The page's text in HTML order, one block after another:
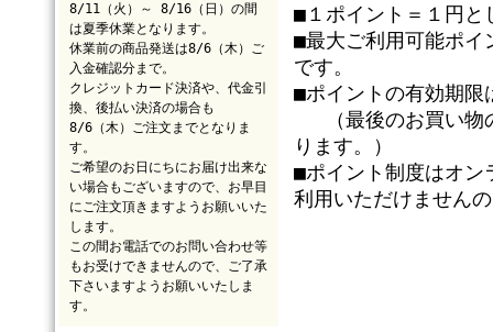
8/11（火）～ 8/16（日）の間
は夏季休業となります。
休業前の商品発送は8/6（木）ご
入金確認分まで。
クレジットカード決済や、代金引
換、後払い決済の場合も
8/6（木）ご注文までとなりま
す。
ご希望のお日にちにお届け出来な
い場合もございますので、お早目
にご注文頂きますようお願いいた
します。
この間お電話でのお問い合わせ等
もお受けできませんので、ご了承
下さいますようお願いいたしま
す。
■１ポイント＝１円と
■最大ご利用可能ポイ
です。
■ポイントの有効期限
（最後のお買い物
ります。）
■ポイント制度はオ
利用いただけません